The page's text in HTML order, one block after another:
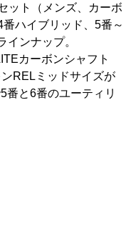
ット（メンズ、カーボ
ハイブリッド、5番～
インナップ。
カーボンシャフト
RELミッドサイズが
番と6番のユーティリ